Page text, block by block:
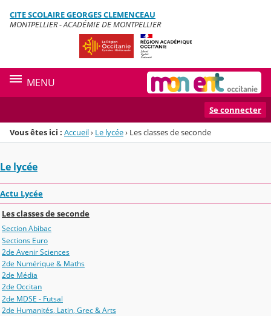
Menu de la rubrique
Contenu
CITE SCOLAIRE GEORGES CLEMENCEAU
MONTPELLIER - ACADÉMIE DE MONTPELLIER
MENU
Se connecter
Vous êtes ici : Accueil› Le lycée› Les classes de seconde
Le lycée
Actu Lycée
Les classes de seconde
Section Abibac
Sections Euro
2de Avenir Sciences
2de Numérique & Maths
2de Média
2de Occitan
2de MDSE - Futsal
2de Humanités, Latin, Grec & Arts